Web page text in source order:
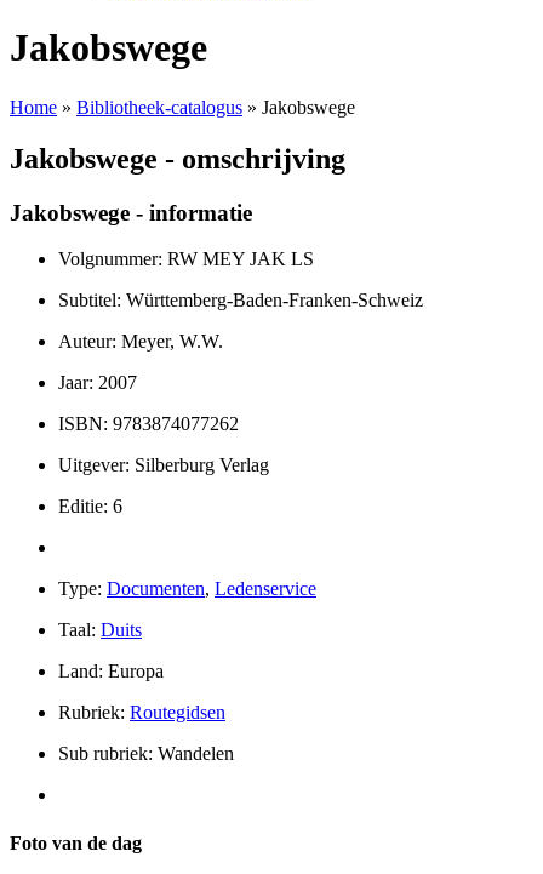
Jakobswege
Home » Bibliotheek-catalogus » Jakobswege
Jakobswege - omschrijving
Jakobswege - informatie
Volgnummer: RW MEY JAK LS
Subtitel: Württemberg-Baden-Franken-Schweiz
Auteur: Meyer, W.W.
Jaar: 2007
ISBN: 9783874077262
Uitgever: Silberburg Verlag
Editie: 6
Type: Documenten, Ledenservice
Taal: Duits
Land: Europa
Rubriek: Routegidsen
Sub rubriek: Wandelen
Foto van de dag